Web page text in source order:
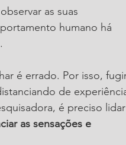
as suas
humano há
é errado. Por isso,
de
é preciso lidar
as sensações e